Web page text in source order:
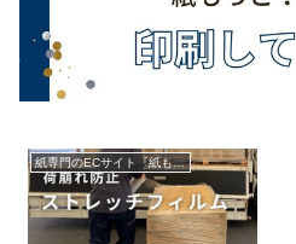
紙専門のECサイト『紙もっと！』の商品紹介！